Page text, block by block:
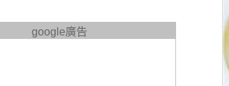
google廣告